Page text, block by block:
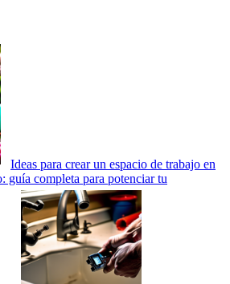
Ideas para crear un espacio de trabajo en
guía completa para potenciar tu